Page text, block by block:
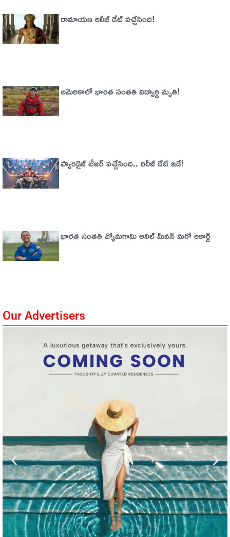
రామాయణ రిలీజ్ డేట్ వచ్చేసింది!
అమెరికాలో భార‌త సంత‌తి విద్యార్థి మృతి!
ప్యారడైజ్‌ టీజర్‌ వచ్చేసింది.. రిలీజ్‌ డేట్‌ ఇదే!
భారత సంతతి వ్యోమగామి అనిల్‌ మీనన్‌ మరో రికార్డ్‌
Our Advertisers